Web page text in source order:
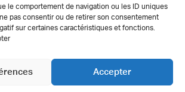
le comportement de navigation ou les ID uniques
pas consentir ou de retirer son consentement
sur certaines caractéristiques et fonctions.
Accepter
des activités de soins
de confidentialité (UE)
Conditions générales
Antipodes Médical